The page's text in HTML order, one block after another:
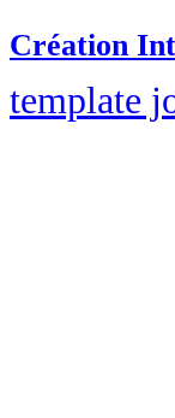
Création
template